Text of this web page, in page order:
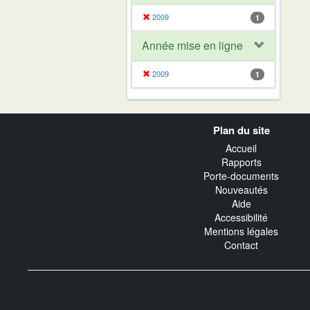
2009 1
Année mise en ligne
2009 1
Plan du site
Accueil
Rapports
Porte-documents
Nouveautés
Aide
Accessibilité
Mentions légales
Contact